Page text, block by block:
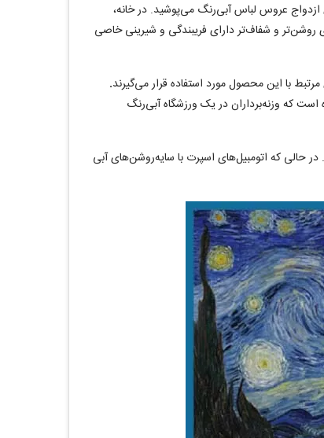
عروس لباس آبی‌رنگ می‌پوشید. در خانه،
و شفاف‌تر دارای فریبندگی و شیرینی خاصی
با این محصول مورد استفاده قرار می‌گیرند.
است که وزنه‌برداران در یک ورزشگاه آبی‌رنگ
حالی که اتومبیل‌های اسپرت با سایه‌روشن‌های آبی